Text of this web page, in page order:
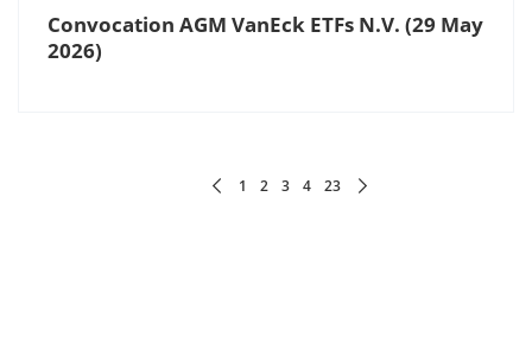
Convocation AGM VanEck ETFs N.V. (29 May
2026)
1 2 3 4 23